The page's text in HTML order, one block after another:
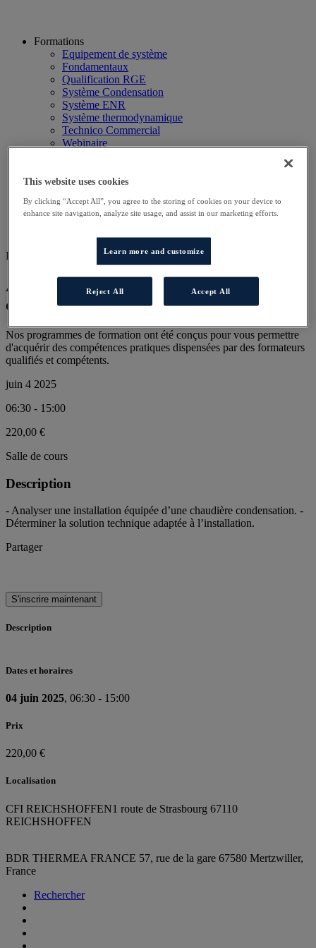
Formations
Equipement de système
Fondamentaux
Qualification RGE
Système Condensation
Système ENR
Système thermodynamique
Technico Commercial
Webinaire
Planning
Autres sites
Particulier
DD COND AT
Approfondissement technique des
chaudières à condensation
Nos programmes de formation ont été conçus pour vous permettre
d'acquérir des compétences pratiques dispensées par des formateurs
qualifiés et compétents.
juin 4 2025
06:30 - 15:00
220,00 €
Salle de cours
Description
- Analyser une installation équipée d’une chaudière condensation. -
Déterminer la solution technique adaptée à l’installation.
Partager
S'inscrire maintenant
Description
Dates et horaires
04 juin 2025, 06:30 - 15:00
Prix
220,00 €
Localisation
CFI REICHSHOFFEN1 route de Strasbourg 67110
REICHSHOFFEN
BDR THERMEA FRANCE 57, rue de la gare 67580 Mertzwiller,
France
Rechercher
This website uses cookies
By clicking “Accept All”, you agree to the storing of cookies on your device to
enhance site navigation, analyze site usage, and assist in our marketing efforts.
Learn more and customize
Reject All Accept All